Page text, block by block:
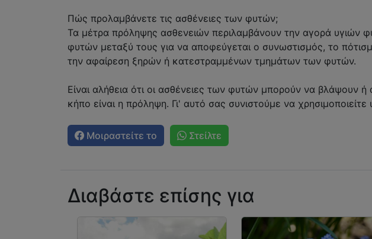
Πώς προλαμβάνετε τις ασθένειες των φυτών;
Τα μέτρα πρόληψης ασθενειών περιλαμβάνουν την αγορά
φυτών μεταξύ τους για να αποφεύγεται ο συνωστισμός, το
την αφαίρεση ξηρών ή κατεστραμμένων τμημάτων των φυτών.
Είναι αλήθεια ότι οι ασθένειες των φυτών μπορούν να βλάψουν
κήπο είναι η πρόληψη. Γι' αυτό σας συνιστούμε να
Μοιραστείτε το Στείλτε
Διαβάστε επίσης για